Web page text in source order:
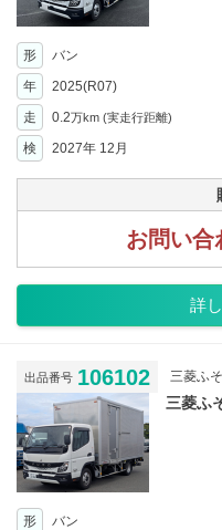
形 バン
年
2025(R07)
走 0.2万km (実走行距離)
検
2027年 12月
お問い合
詳
出品番号 106102 三菱ふ
三菱ふ
形 バン